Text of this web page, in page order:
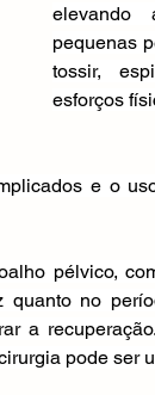
elevando
pequenas
tossir,
esforços
e o
pélvico,
no
a
pode ser